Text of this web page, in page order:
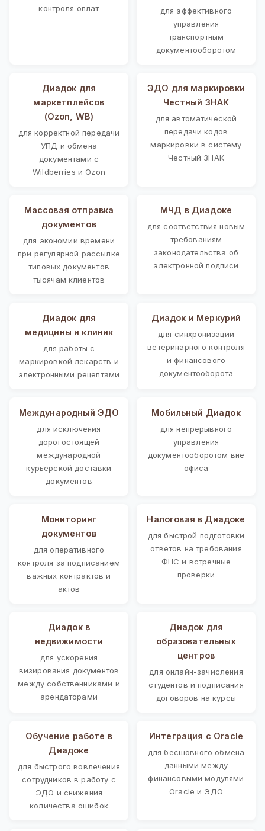
контроля оплат
для эффективного
управления
транспортным
документооборотом
Диадок для
маркетплейсов
(Ozon, WB)
для корректной передачи
УПД и обмена
документами с
Wildberries и Ozon
ЭДО для маркировки
Честный ЗНАК
для автоматической
передачи кодов
маркировки в систему
Честный ЗНАК
Массовая отправка
документов
для экономии времени
при регулярной рассылке
типовых документов
тысячам клиентов
МЧД в Диадоке
для соответствия новым
требованиям
законодательства об
электронной подписи
Диадок для
медицины и клиник
для работы с
маркировкой лекарств и
электронными рецептами
Диадок и Меркурий
для синхронизации
ветеринарного контроля
и финансового
документооборота
Международный ЭДО
для исключения
дорогостоящей
международной
курьерской доставки
документов
Мобильный Диадок
для непрерывного
управления
документооборотом вне
офиса
Мониторинг
документов
для оперативного
контроля за подписанием
важных контрактов и
актов
Налоговая в Диадоке
для быстрой подготовки
ответов на требования
ФНС и встречные
проверки
Диадок в
недвижимости
для ускорения
визирования документов
между собственниками и
арендаторами
Диадок для
образовательных
центров
для онлайн-зачисления
студентов и подписания
договоров на курсы
Обучение работе в
Диадоке
для быстрого вовлечения
сотрудников в работу с
ЭДО и снижения
количества ошибок
Интеграция с Oracle
для бесшовного обмена
данными между
финансовыми модулями
Oracle и ЭДО